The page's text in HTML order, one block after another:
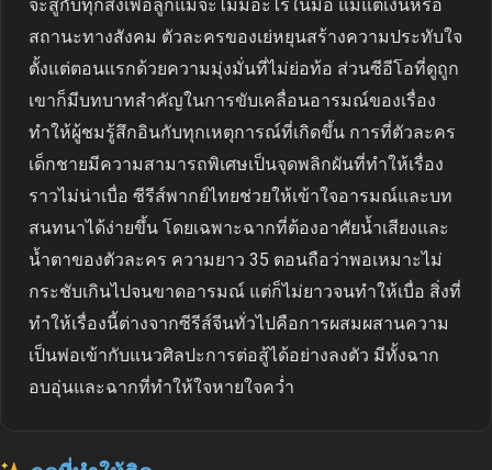
จะสู้กับทุกสิ่งเพื่อลูกแม้จะไม่มีอะไรในมือ แม้แต่เงินหรือ
สถานะทางสังคม ตัวละครของเย่หยุนสร้างความประทับใจ
ตั้งแต่ตอนแรกด้วยความมุ่งมั่นที่ไม่ย่อท้อ ส่วนซีอีโอที่ดูถูก
เขาก็มีบทบาทสำคัญในการขับเคลื่อนอารมณ์ของเรื่อง
ทำให้ผู้ชมรู้สึกอินกับทุกเหตุการณ์ที่เกิดขึ้น การที่ตัวละคร
เด็กชายมีความสามารถพิเศษเป็นจุดพลิกผันที่ทำให้เรื่อง
ราวไม่น่าเบื่อ ซีรีส์พากย์ไทยช่วยให้เข้าใจอารมณ์และบท
สนทนาได้ง่ายขึ้น โดยเฉพาะฉากที่ต้องอาศัยน้ำเสียงและ
น้ำตาของตัวละคร ความยาว 35 ตอนถือว่าพอเหมาะไม่
กระชับเกินไปจนขาดอารมณ์ แต่ก็ไม่ยาวจนทำให้เบื่อ สิ่งที่
ทำให้เรื่องนี้ต่างจากซีรีส์จีนทั่วไปคือการผสมผสานความ
เป็นพ่อเข้ากับแนวศิลปะการต่อสู้ได้อย่างลงตัว มีทั้งฉาก
อบอุ่นและฉากที่ทำให้ใจหายใจคว่ำ